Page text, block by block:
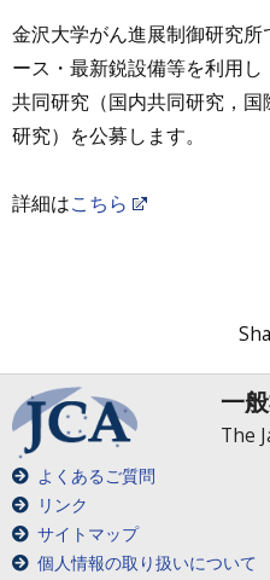
金沢大学がん進展制御研究
ース・最新鋭設備等を利用
共同研究（国内共同研究，国
研究）を公募します。
詳細はこちら
一
The
よくあるご質問
リンク
サイトマップ
個人情報の取り扱いについて